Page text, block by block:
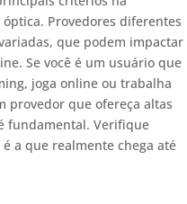
Provedores diferentes
que podem impactar
Se você é um usuário que
joga online ou trabalha
provedor que ofereça altas
fundamental. Verifique
a que realmente chega até